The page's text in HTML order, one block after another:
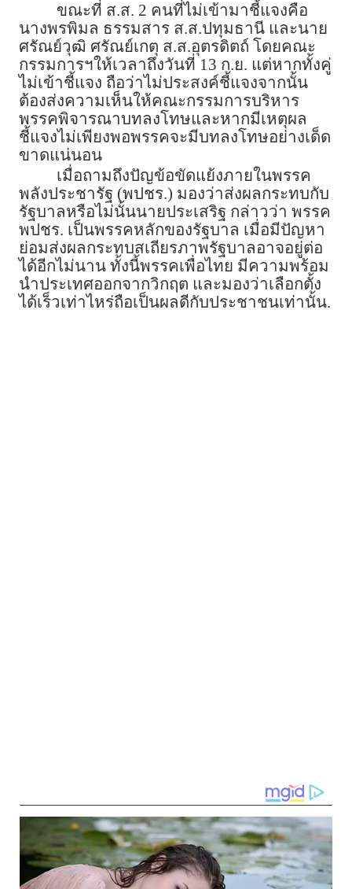
ขณะที่ ส.ส. 2 คนที่ไม่เข้ามาชี้แจงคือ
นางพรพิมล ธรรมสาร ส.ส.ปทุมธานี และนาย
ศรัณย์วุฒิ ศรัณย์เกตุ ส.ส.อุตรดิตถ์ โดยคณะ
กรรมการฯให้เวลาถึงวันที่ 13 ก.ย. แต่หากทั้งคู่
ไม่เข้าชี้แจง ถือว่าไม่ประสงค์ชี้แจงจากนั้น
ต้องส่งความเห็นให้คณะกรรมการบริหาร
พรรคพิจารณาบทลงโทษและหากมีเหตุผล
ชี้แจงไม่เพียงพอพรรคจะมีบทลงโทษอย่างเด็ด
ขาดแน่นอน
เมื่อถามถึงปัญข้อขัดแย้งภายในพรรค
พลังประชารัฐ (พปชร.) มองว่าส่งผลกระทบกับ
รัฐบาลหรือไม่นั้นนายประเสริฐ กล่าวว่า พรรค
พปชร. เป็นพรรคหลักของรัฐบาล เมื่อมีปัญหา
ย่อมส่งผลกระทบสเถียรภาพรัฐบาลอาจอยู่ต่อ
ได้อีกไม่นาน ทั้งนี้พรรคเพื่อไทย มีความพร้อม
นำประเทศออกจากวิกฤต และมองว่าเลือกตั้ง
ได้เร็วเท่าไหร่ถือเป็นผลดีกับประชาชนเท่านั้น.